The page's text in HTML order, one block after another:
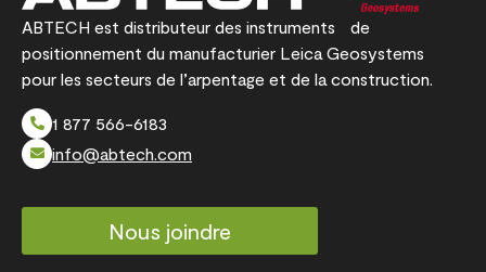
ABTECH est distributeur des instruments de
positionnement du manufacturier Leica Geosystems
pour les secteurs de l’arpentage et de la construction.
1 877 566-6183
info@abtech.com
Nous joindre